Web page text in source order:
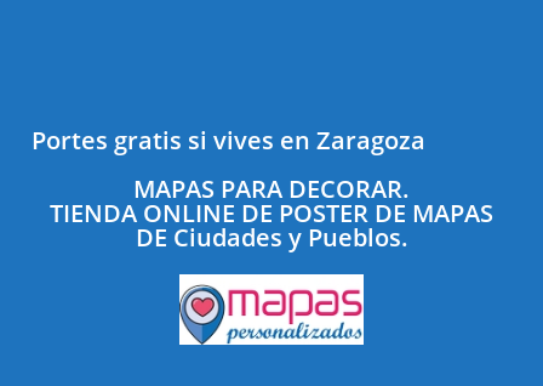
Portes gratis si vives en Zaragoza
MAPAS PARA DECORAR.
TIENDA ONLINE DE POSTER DE MAPAS
DE Ciudades y Pueblos.